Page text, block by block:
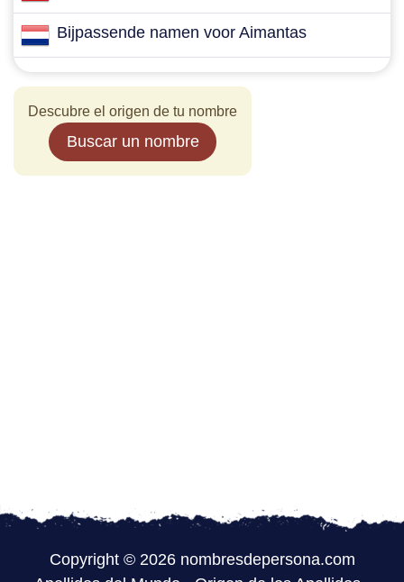
Bijpassende namen voor Aimantas
Descubre el origen de tu nombre
Buscar un nombre
Copyright © 2026 nombresdepersona.com